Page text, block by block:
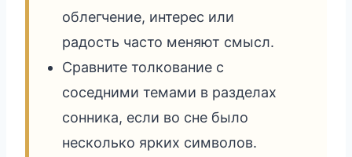
облегчение, интерес или
радость часто меняют смысл.
Сравните толкование с
соседними темами в разделах
сонника, если во сне было
несколько ярких символов.